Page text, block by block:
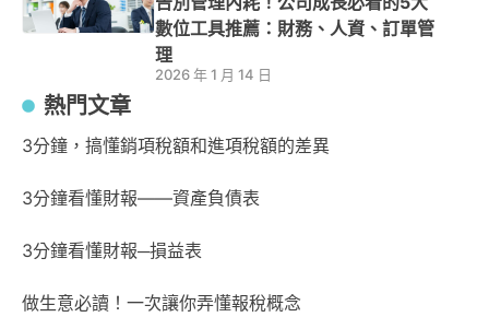
數位工具推薦：財務、人資、訂單管
理
2026 年 1 月 14 日
熱門文章
3分鐘，搞懂銷項稅額和進項稅額的差異
3分鐘看懂財報——資產負債表
3分鐘看懂財報─損益表
做生意必讀！一次讓你弄懂報稅概念